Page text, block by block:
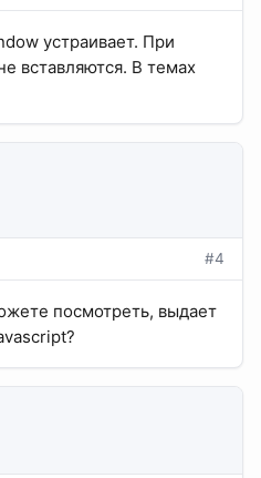
устраивает. При
вставляются. В темах
#4
посмотреть, выдает